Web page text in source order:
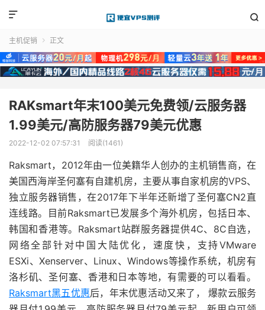


主机促销  正文
RAKsmart年末100美元免费领/云服务器
1.99美元/高防服务器79美元优惠
2022-12-02 07:57:31 阅读(1461)
Raksmart，2012年由一位美籍华人创办的主机销售商，在
美国西海岸圣何塞有自建机房，主要从事自家机房的VPS、
独立服务器销售，在2017年下半年还新增了圣何塞CN2直
连线路。目前Raksmart已发展多个海外机房，包括日本、
韩国和香港等。Raksmart站群服务器提供4C、8C自选，
网络全部针对中国大陆优化，速度快，支持VMware
ESXi、Xenserver、Linux、Windows等操作系统，机房有
洛杉矶、圣何塞、香港和日本等地，有需要的可以看看。
Raksmart黑五优惠后，年末优惠活动又来了， 爆款云服务